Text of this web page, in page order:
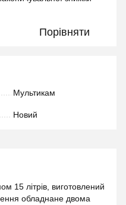
Порівняти
Мультикам
Новий
15 літрів, виготовлений
обладнане двома